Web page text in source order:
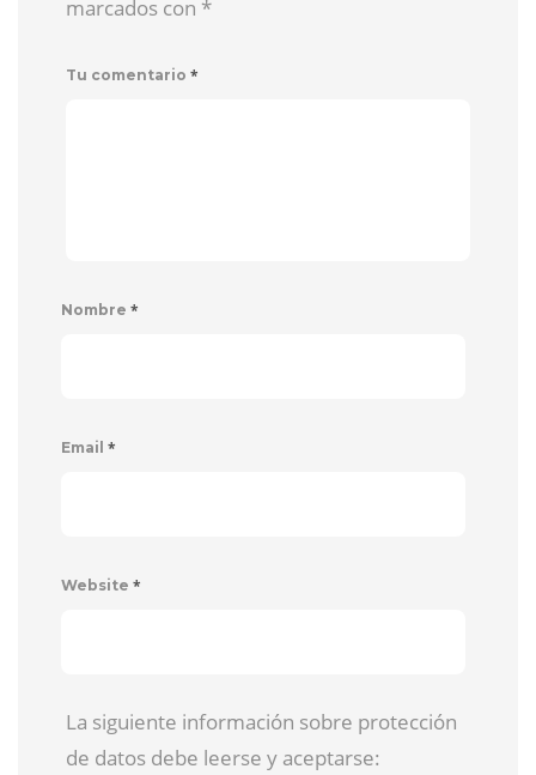
marcados con *
Tu comentario *
Nombre *
Email *
Website *
La siguiente información sobre protección
de datos debe leerse y aceptarse: